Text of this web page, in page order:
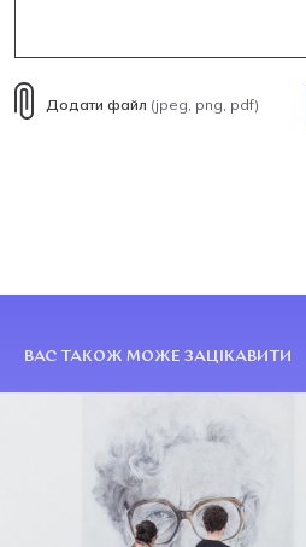
Додати файл (jpeg, png, pdf)
ВАС ТАКОЖ МОЖЕ ЗАЦІКАВИТИ